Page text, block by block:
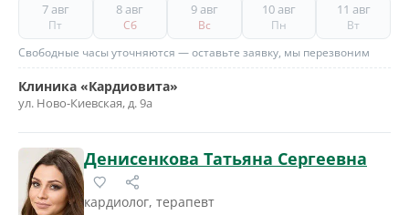
7 авг
Пт
8 авг
Сб
9 авг
Вс
10 авг
Пн
11 авг
Вт
Свободные часы уточняются — оставьте заявку, мы перезвоним
Клиника «Кардиовита»
ул. Ново-Киевская, д. 9а
Денисенкова Татьяна Сергеевна
кардиолог, терапевт